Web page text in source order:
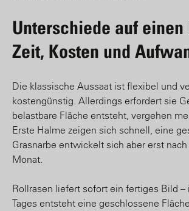
Unterschiede auf
Zeit, Kosten und
Die klassische Aussaat ist flexibel und
kostengünstig. Allerdings erfordert sie
belastbare Fläche entsteht, vergehen
Erste Halme zeigen sich schnell, eine
Grasnarbe entwickelt sich aber erst
Monat.
Rollrasen liefert sofort ein fertiges Bild –
Tages entsteht eine geschlossene